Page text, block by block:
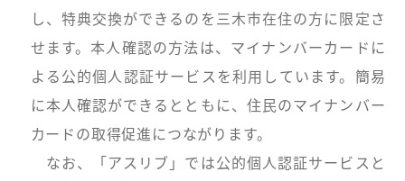
し、特典交換ができるのを三木市在住の方に限定さ
せます。本人確認の方法は、マイナンバーカードに
よる公的個人認証サービスを利用しています。簡易
に本人確認ができるとともに、住民のマイナンバー
カードの取得促進につながります。
なお、「アスリブ」では公的個人認証サービスと